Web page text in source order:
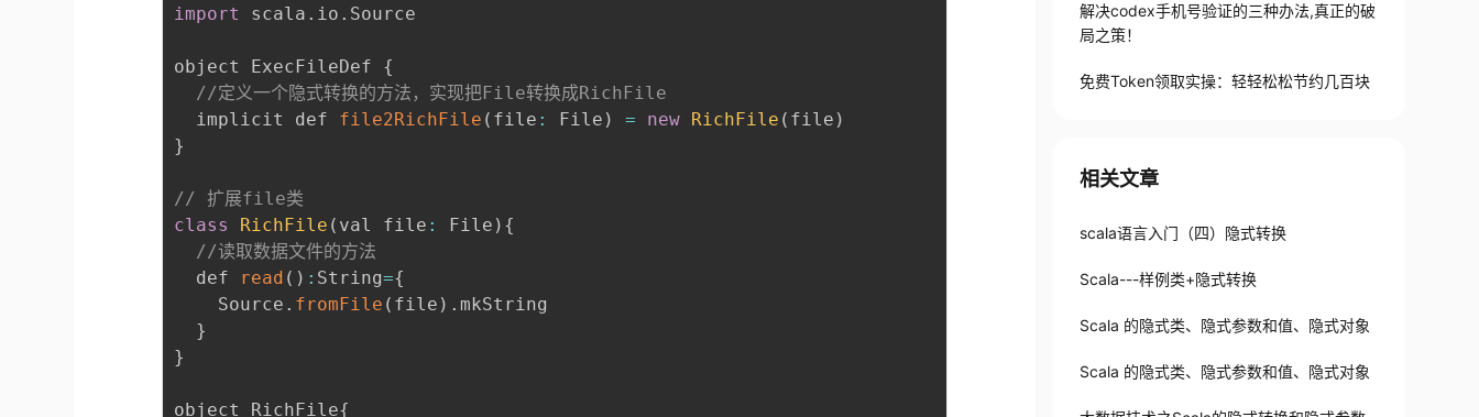
import scala . io . Source
object ExecFileDef {
//定义一个隐式转换的方法，实现把File转换成RichFile
  implicit def
file2RichFile ( file : File ) = new RichFile ( file )
}
// 扩展file类
class
RichFile ( val file : File ) {
//读取数据文件的方法
  def
read ( ) : String={
    Source
. fromFile ( file ) . mkString
}
}
object RichFile{
解决codex手机号验证的三种办法,真正的破
局之策！
免费Token领取实操：轻轻松松节约几百块
相关文章
scala语言入门（四）隐式转换
Scala---样例类+隐式转换
Scala 的隐式类、隐式参数和值、隐式对象
Scala 的隐式类、隐式参数和值、隐式对象